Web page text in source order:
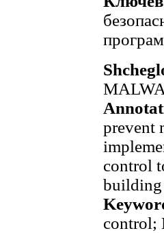
prevent
control
building
control;